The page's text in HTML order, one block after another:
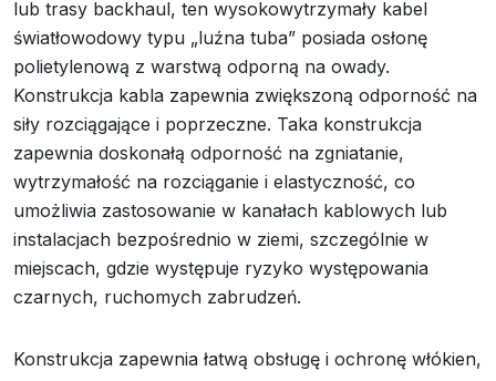
lub trasy backhaul, ten wysokowytrzymały kabel
światłowodowy typu „luźna tuba” posiada osłonę
polietylenową z warstwą odporną na owady.
Konstrukcja kabla zapewnia zwiększoną odporność na
siły rozciągające i poprzeczne. Taka konstrukcja
zapewnia doskonałą odporność na zgniatanie,
wytrzymałość na rozciąganie i elastyczność, co
umożliwia zastosowanie w kanałach kablowych lub
instalacjach bezpośrednio w ziemi, szczególnie w
miejscach, gdzie występuje ryzyko występowania
czarnych, ruchomych zabrudzeń.
Konstrukcja zapewnia łatwą obsługę i ochronę włókien,